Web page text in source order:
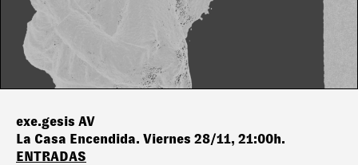
exe.gesis AV
La Casa Encendida. Viernes 28/11, 21:00h.
ENTRADAS